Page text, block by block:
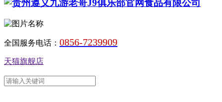
全国服务电话： 0856-7239909
天猫旗舰店